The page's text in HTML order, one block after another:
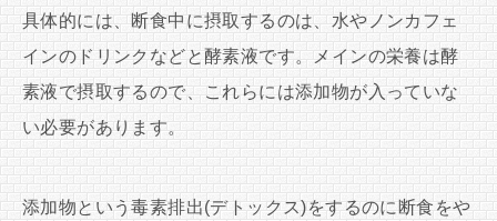
具体的には、断食中に摂取するのは、水やノンカフェ
インのドリンクなどと酵素液です。メインの栄養は酵
素液で摂取するので、これらには添加物が入っていな
い必要があります。
添加物という毒素排出(デトックス)をするのに断食をや